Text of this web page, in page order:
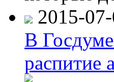
2015-
В
распитие